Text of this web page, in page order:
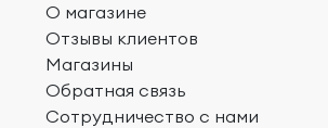
О магазине
Отзывы клиентов
Магазины
Обратная связь
Сотрудничество с нами